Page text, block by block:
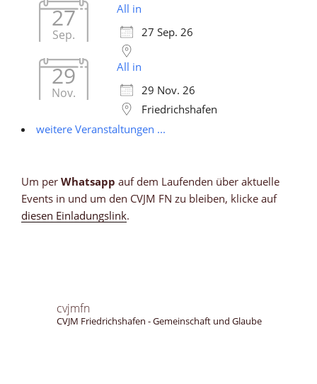
27
Sep.
All in
27 Sep. 26
29
Nov.
All in
29 Nov. 26
Friedrichshafen
weitere Veranstaltungen ...
Um per Whatsapp auf dem Laufenden über aktuelle
Events in und um den CVJM FN zu bleiben, klicke auf
diesen Einladungslink.
cvjmfn
CVJM Friedrichshafen - Gemeinschaft und Glaube